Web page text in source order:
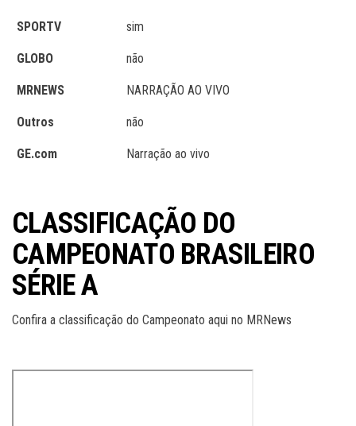
SPORTV sim
GLOBO não
MRNEWS NARRAÇÃO AO VIVO
Outros não
GE.com Narração ao vivo
CLASSIFICAÇÃO DO
CAMPEONATO BRASILEIRO
SÉRIE A
Confira a classificação do Campeonato aqui no MRNews